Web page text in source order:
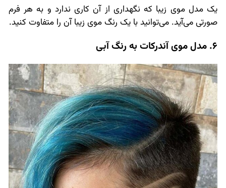
یک مدل موی زیبا که نگهداری از آن کاری ندارد و به هر فرم
صورتی می‌آید. می‌توانید با یک رنگ موی زیبا آن را متفاوت کنید.
6. مدل موی آندرکات به رنگ آبی